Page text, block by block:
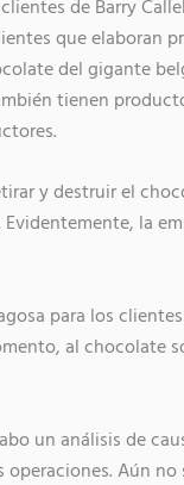
de Barry
que elaboran
del gigante
tienen
y destruir el
la
para los
al chocolate
un análisis de
Aún